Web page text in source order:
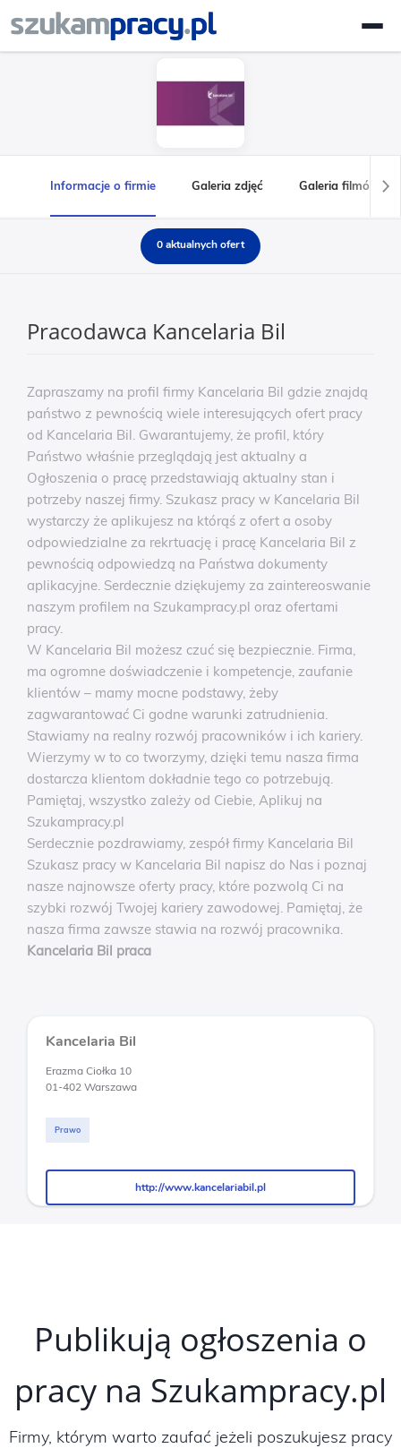
Informacje o firmie Galeria zdjęć Galeria filmów
0 aktualnych ofert
Pracodawca Kancelaria Bil
Zapraszamy na profil firmy Kancelaria Bil gdzie znajdą
państwo z pewnością wiele interesujących ofert pracy
od Kancelaria Bil. Gwarantujemy, że profil, który
Państwo właśnie przeglądają jest aktualny a
Ogłoszenia o pracę przedstawiają aktualny stan i
potrzeby naszej firmy. Szukasz pracy w Kancelaria Bil
wystarczy że aplikujesz na którąś z ofert a osoby
odpowiedzialne za rekrtuację i pracę Kancelaria Bil z
pewnością odpowiedzą na Państwa dokumenty
aplikacyjne. Serdecznie dziękujemy za zaintereoswanie
naszym profilem na Szukampracy.pl oraz ofertami
pracy.
W Kancelaria Bil możesz czuć się bezpiecznie. Firma,
ma ogromne doświadczenie i kompetencje, zaufanie
klientów – mamy mocne podstawy, żeby
zagwarantować Ci godne warunki zatrudnienia.
Stawiamy na realny rozwój pracowników i ich kariery.
Wierzymy w to co tworzymy, dzięki temu nasza firma
dostarcza klientom dokładnie tego co potrzebują.
Pamiętaj, wszystko zależy od Ciebie, Aplikuj na
Szukampracy.pl
Serdecznie pozdrawiamy, zespół firmy Kancelaria Bil
Szukasz pracy w Kancelaria Bil napisz do Nas i poznaj
nasze najnowsze oferty pracy, które pozwolą Ci na
szybki rozwój Twojej kariery zawodowej. Pamiętaj, że
nasza firma zawsze stawia na rozwój pracownika.
Kancelaria Bil praca
Kancelaria Bil
Erazma Ciołka 10
01-402 Warszawa
Prawo
http://www.kancelariabil.pl
http://www.kancelariabil.pl
Publikują ogłoszenia o
pracy na Szukampracy.pl
Firmy, którym warto zaufać jeżeli poszukujesz pracy